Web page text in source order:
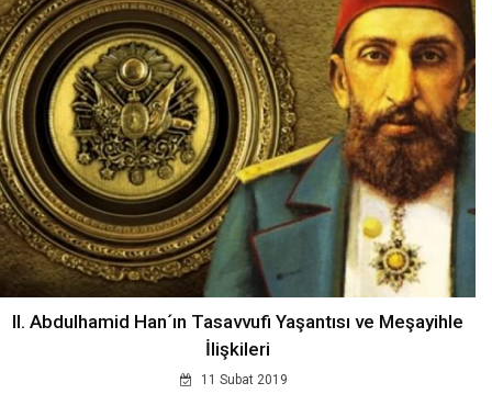
II. Abdulhamid Han´ın Tasavvufi Yaşantısı ve Meşayihle
İlişkileri
11 Subat 2019